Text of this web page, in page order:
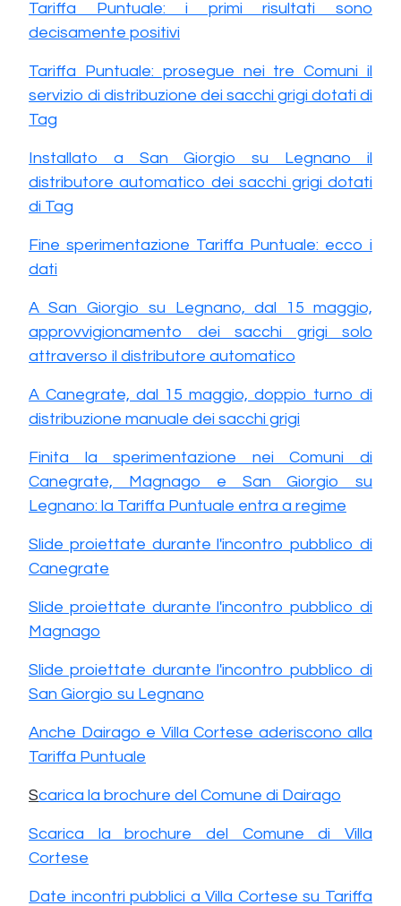
Tariffa Puntuale: i primi risultati sono
decisamente positivi
Tariffa Puntuale: prosegue nei tre Comuni il
servizio di distribuzione dei sacchi grigi dotati di
Tag
Installato a San Giorgio su Legnano il
distributore automatico dei sacchi grigi dotati
di Tag
Fine sperimentazione Tariffa Puntuale: ecco i
dati
A San Giorgio su Legnano, dal 15 maggio,
approvvigionamento dei sacchi grigi solo
attraverso il distributore automatico
A Canegrate, dal 15 maggio, doppio turno di
distribuzione manuale dei sacchi grigi
Finita la sperimentazione nei Comuni di
Canegrate, Magnago e San Giorgio su
Legnano: la Tariffa Puntuale entra a regime
Slide proiettate durante l'incontro pubblico di
Canegrate
Slide proiettate durante l'incontro pubblico di
Magnago
Slide proiettate durante l'incontro pubblico di
San Giorgio su Legnano
Anche Dairago e Villa Cortese aderiscono alla
Tariffa Puntuale
Scarica la brochure del Comune di Dairago
Scarica la brochure del Comune di Villa
Cortese
Date incontri pubblici a Villa Cortese su Tariffa